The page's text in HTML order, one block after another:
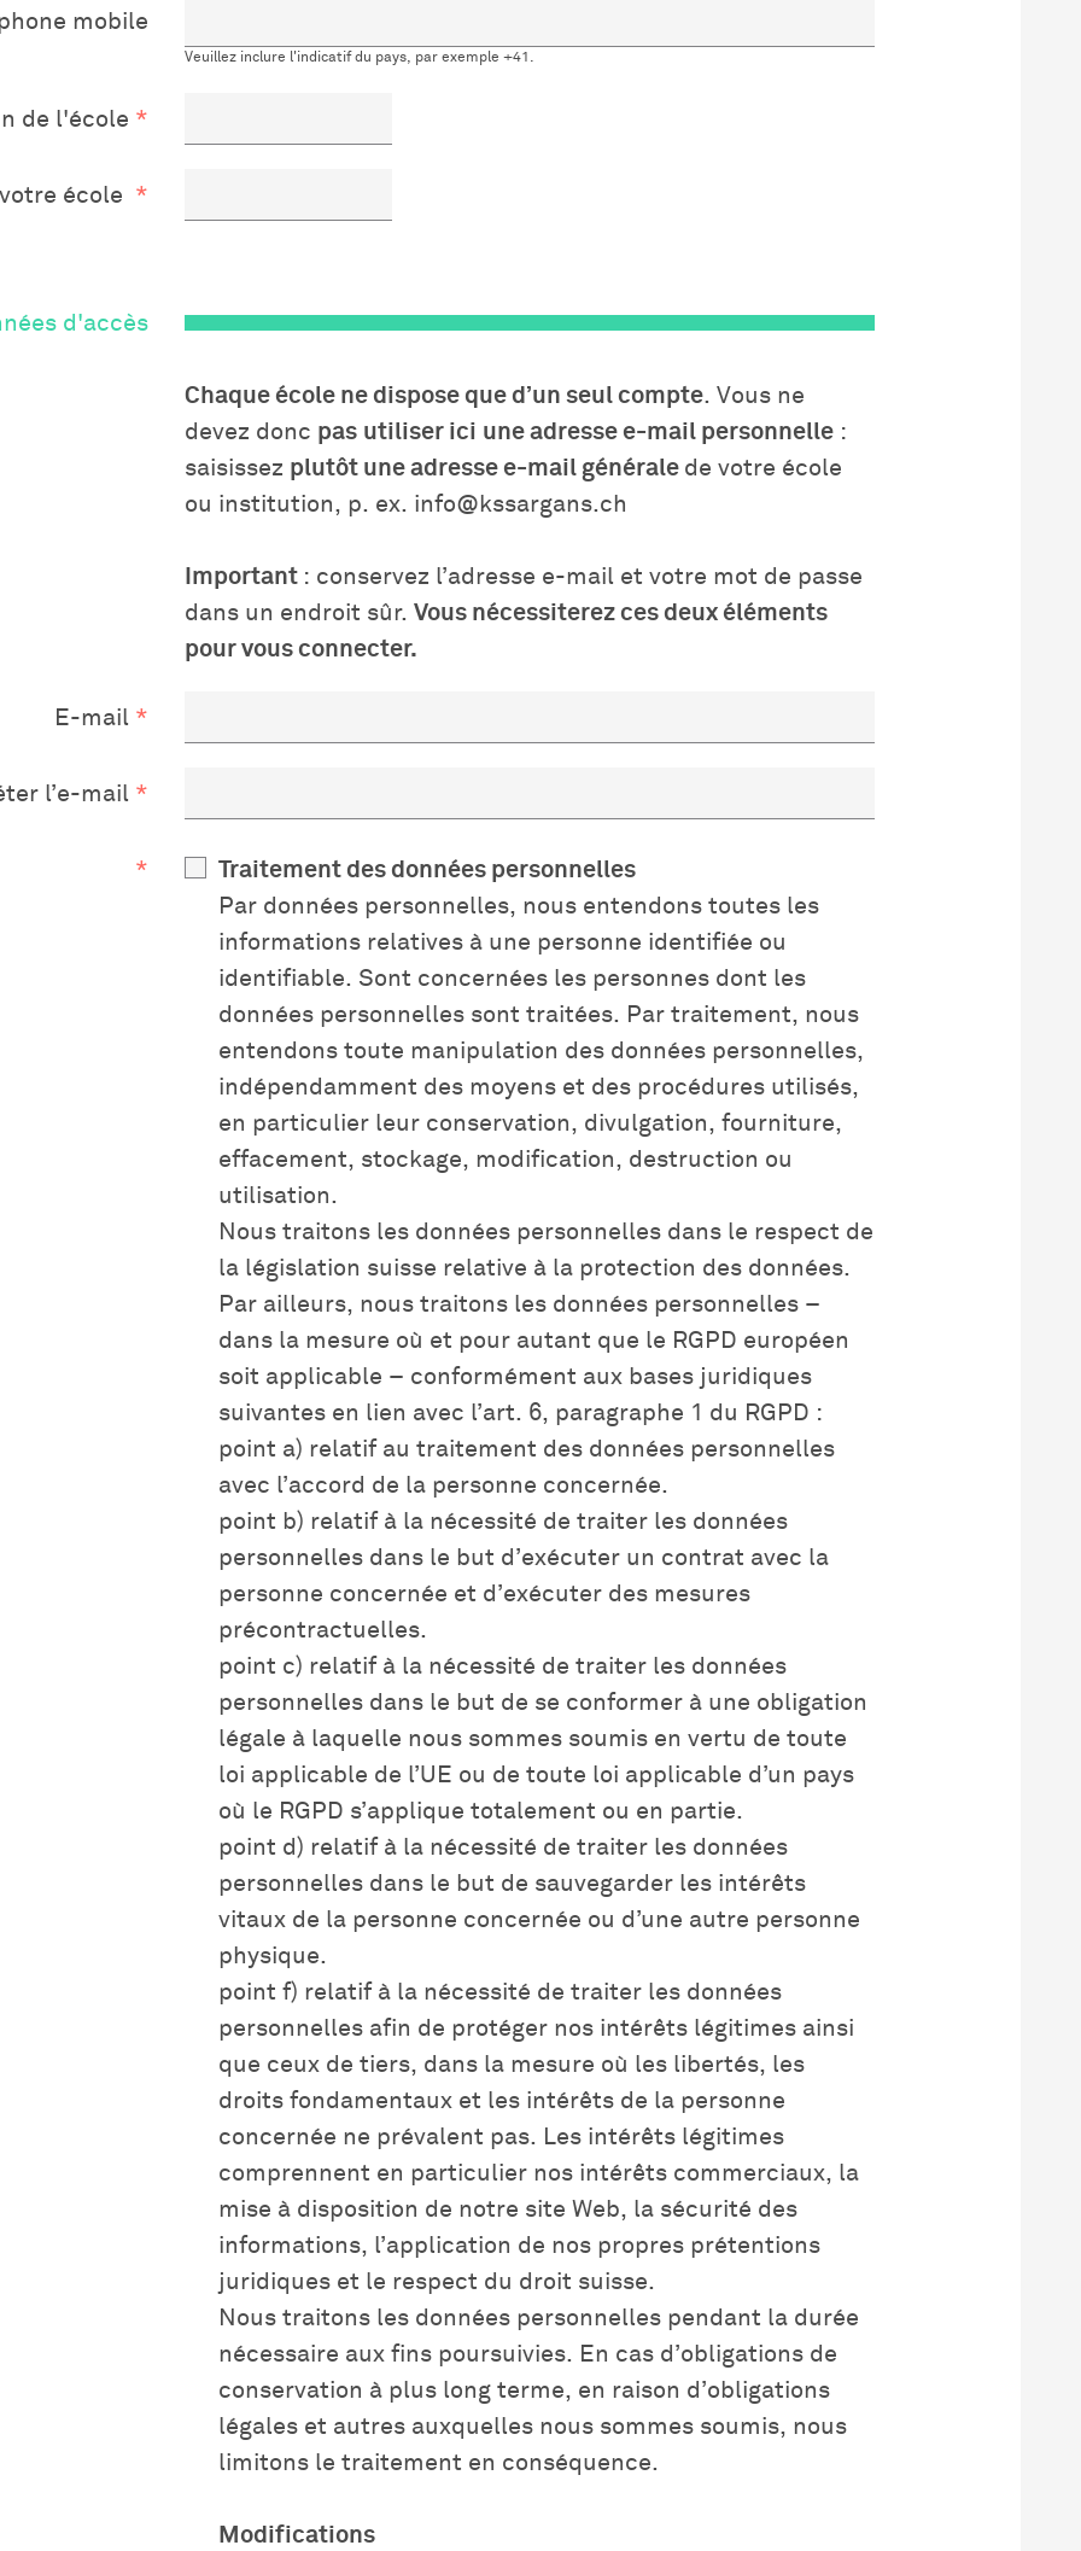
mobile
Veuillez inclure l'indicatif du pays, par exemple +41.
de l'école
école
d'accès
Chaque école ne dispose que d’un seul compte. Vous ne
devez donc pas utiliser ici une adresse e-mail personnelle :
saisissez plutôt une adresse e-mail générale de votre école
ou institution, p. ex. info@kssargans.ch
Important : conservez l’adresse e-mail et votre mot de passe
dans un endroit sûr. Vous nécessiterez ces deux éléments
pour vous connecter.
E-mail
l’e-mail
Traitement des données personnelles
Par données personnelles, nous entendons toutes les
informations relatives à une personne identifiée ou
identifiable. Sont concernées les personnes dont les
données personnelles sont traitées. Par traitement, nous
entendons toute manipulation des données personnelles,
indépendamment des moyens et des procédures utilisés,
en particulier leur conservation, divulgation, fourniture,
effacement, stockage, modification, destruction ou
utilisation.
Nous traitons les données personnelles dans le respect de
la législation suisse relative à la protection des données.
Par ailleurs, nous traitons les données personnelles –
dans la mesure où et pour autant que le RGPD européen
soit applicable – conformément aux bases juridiques
suivantes en lien avec l’art. 6, paragraphe 1 du RGPD :
point a) relatif au traitement des données personnelles
avec l’accord de la personne concernée.
point b) relatif à la nécessité de traiter les données
personnelles dans le but d’exécuter un contrat avec la
personne concernée et d’exécuter des mesures
précontractuelles.
point c) relatif à la nécessité de traiter les données
personnelles dans le but de se conformer à une obligation
légale à laquelle nous sommes soumis en vertu de toute
loi applicable de l’UE ou de toute loi applicable d’un pays
où le RGPD s’applique totalement ou en partie.
point d) relatif à la nécessité de traiter les données
personnelles dans le but de sauvegarder les intérêts
vitaux de la personne concernée ou d’une autre personne
physique.
point f) relatif à la nécessité de traiter les données
personnelles afin de protéger nos intérêts légitimes ainsi
que ceux de tiers, dans la mesure où les libertés, les
droits fondamentaux et les intérêts de la personne
concernée ne prévalent pas. Les intérêts légitimes
comprennent en particulier nos intérêts commerciaux, la
mise à disposition de notre site Web, la sécurité des
informations, l’application de nos propres prétentions
juridiques et le respect du droit suisse.
Nous traitons les données personnelles pendant la durée
nécessaire aux fins poursuivies. En cas d’obligations de
conservation à plus long terme, en raison d’obligations
légales et autres auxquelles nous sommes soumis, nous
limitons le traitement en conséquence.
Modifications